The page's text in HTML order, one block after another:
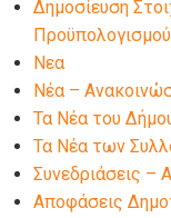
Δημοσίευση
Προϋπολογισμού
Νεα
Νέα –
Τα Νέα του
Τα Νέα των
Συνεδριάσεις –
Αποφάσεις